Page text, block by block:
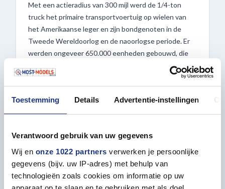
Toestemming Details Advertentie-instellingen
Verantwoord gebruik van uw gegevens
Wij en onze 1022 partners verwerken je persoonlijke
gegevens (bijv. uw IP-adres) met behulp van
technologieën zoals cookies om informatie op uw
Met een actieradius van 300 mijl werd de 1/4-ton
truck het primaire transportvoertuig op wielen van
het Amerikaanse leger en zijn bondgenoten in de
Tweede Wereldoorlog en de naoorlogse periode. Er
werden ongeveer 650.000 eenheden gebouwd, die
gevechtsmotorvoertuigen vormden die tijdens de
oorlog werden geproduceerd, en grote aantallen
werden geleverd aan Amerikaanse bondgenoten.
Accessoires